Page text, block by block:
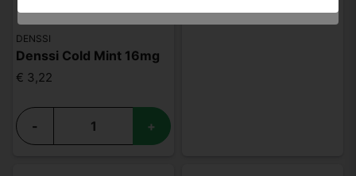
DENSSI
Denssi Cold Mint 16mg
€ 3,22
- +